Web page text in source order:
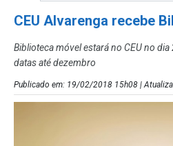
CEU Alvarenga recebe
Biblioteca móvel estará no CEU no
datas até dezembro
Publicado em: 19/02/2018 15h08 |